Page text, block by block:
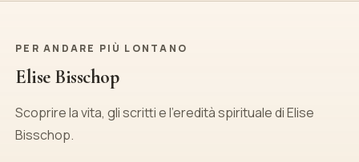
PER ANDARE PIÙ LONTANO
Elise Bisschop
Scoprire la vita, gli scritti e l’eredità spirituale di Elise
Bisschop.